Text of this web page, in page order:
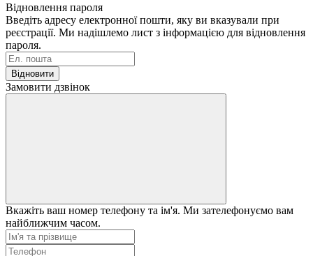
Відновлення пароля
Введіть адресу електронної пошти, яку ви вказували при
реєстрації. Ми надішлемо лист з інформацією для відновлення
пароля.
Відновити
Замовити дзвінок
Вкажіть ваш номер телефону та ім'я. Ми зателефонуємо вам
найближчим часом.